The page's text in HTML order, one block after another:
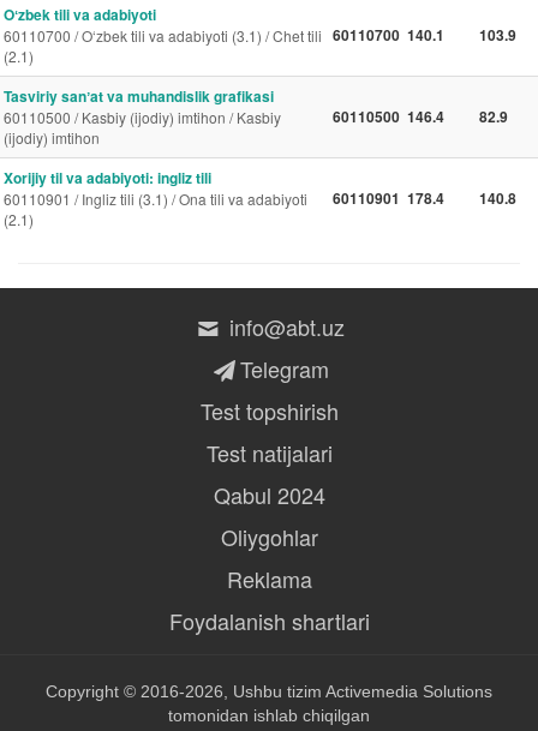
Oʻzbek tili va adabiyoti
60110700 / O‘zbek tili va adabiyoti (3.1) / Chet tili
(2.1)
60110700 140.1 103.9
Tasviriy sanʼat va muhandislik grafikasi
60110500 / Kasbiy (ijodiy) imtihon / Kasbiy
(ijodiy) imtihon
60110500 146.4 82.9
Xorijiy til va adabiyoti: ingliz tili
60110901 / Ingliz tili (3.1) / Ona tili va adabiyoti
(2.1)
60110901 178.4 140.8
info@abt.uz
Telegram
Test topshirish
Test natijalari
Qabul 2024
Oliygohlar
Reklama
Foydalanish shartlari
Copyright © 2016-2026, Ushbu tizim Activemedia Solutions
tomonidan ishlab chiqilgan